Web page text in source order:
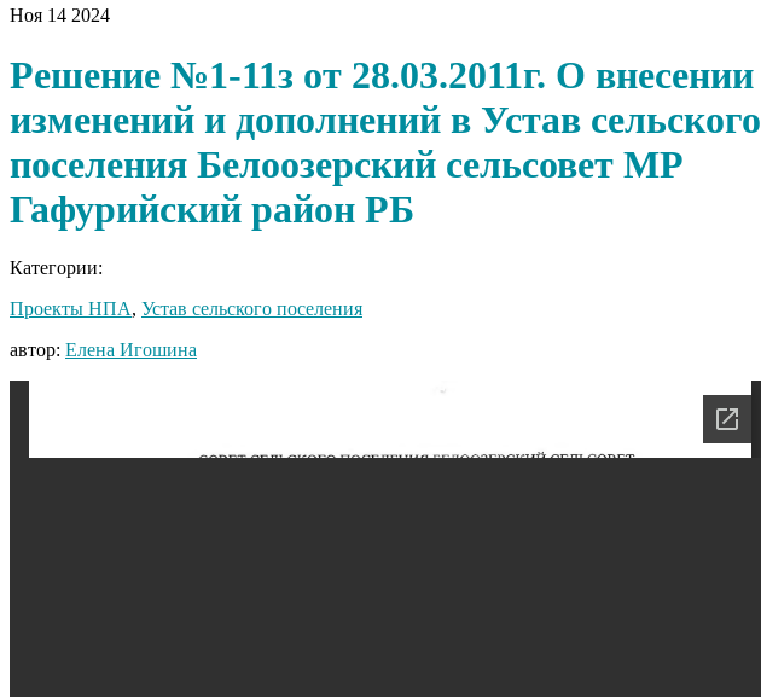
Ноя 14 2024
Решение №1-11з от 28.03.2011г. О внесении
изменений и дополнений в Устав сельского
поселения Белоозерский сельсовет МР
Гафурийский район РБ
Категории:
Проекты НПА, Устав сельского поселения
автор: Елена Игошина